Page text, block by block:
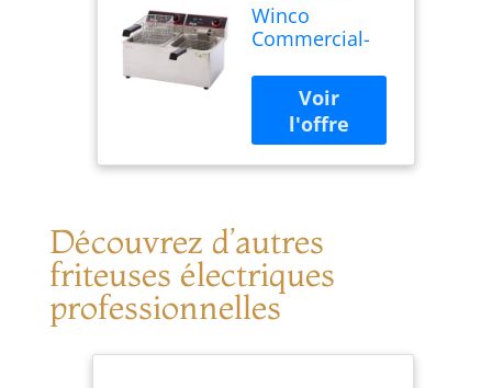
Winco
Commercial-
Countertop
Deep Fryer,
Dual
Well,Silver
Découvrez d’autres
friteuses électriques
professionnelles